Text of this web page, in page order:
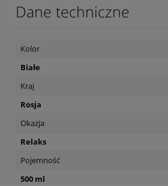
Dane techniczne
Kolor
Białe
Kraj
Rosja
Okazja
Relaks
Pojemność
500 ml